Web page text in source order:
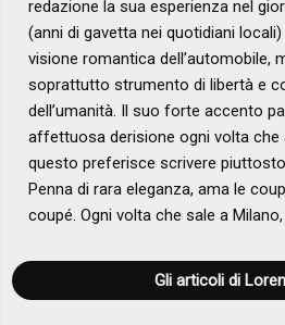
redazione la sua esperienza nel
(anni di gavetta nei quotidiani
visione romantica dell’automobile,
soprattutto strumento di libertà e
dell’umanità. Il suo forte accento
affettuosa derisione ogni volta che
questo preferisce scrivere
Penna di rara eleganza, ama le
coupé. Ogni volta che sale a
Gli articoli di